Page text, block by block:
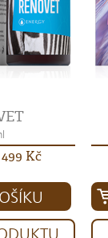
Kč